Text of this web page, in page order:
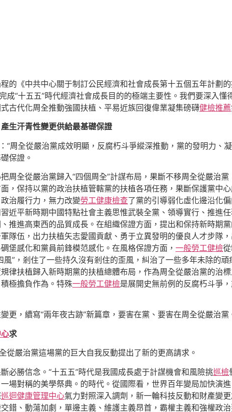
的《中共中心關于制訂公民經濟和社會成長第十五個五年計劃
成“十五五”時代經濟社會成長目的的極端主要性。我們要深入
古代化周全推動強國扶植、平易近族回復偉業凝集磅礴健檢推薦
生汗青性變更供給最基礎保證
“周全從嚴治黨成效明顯，反腐朽斗爭縱深推動，黨的發明力、
保證。
周全從嚴治黨歸入“四個周全”計謀布局，果斷不移周全從嚴治
，保持以黨的政治扶植管轄黨的扶植各項任務，果斷保護黨中
治履行力，無力改變勞工健康檢查了黨的引導弱化虛化邊沿化
近平新時期中國特點社會主義思惟武裝全黨、領導實行、推進
推進高東西的品質成長。在組織保證方面，提出和保持新時期
隊伍，出力扶植矢志愛國貢獻、勇于立異發明的優良人才步隊
堡感化和黨員前鋒模范感化。在風格保證方面， 一般勞工健檢
”，剎住了一些持久沒有剎住的歪風，糾治了一些多年未除的
律扶植歸入新時期黨的扶植總體布局，作為周全從嚴治黨的治
極擔負作為。特殊一般勞工健檢是展開史無前例的反腐朽斗爭
，續寫“兩年夜古跡”新篇章，要害在黨、要害在周全從嚴治黨
求
從嚴治黨這場黨的巨大自我反動提出了新的更高請求。
必勝信念。“十五五”時代是我國成長處于計謀機會和風險挑巡檢
對稱的美學祭典。的時代。從國際看，世界百年變局加快演進
巡迴健康管理中心氣力對照深入調劑，新一輪科技反動和財產變
錯、動蕩加劇，單邊主義、維護主義昂首，霸權主義和強權政